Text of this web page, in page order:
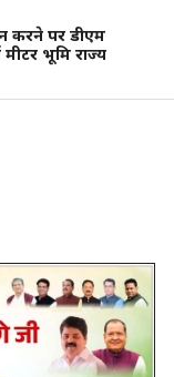
करने पर डीएम
भूमि राज्य